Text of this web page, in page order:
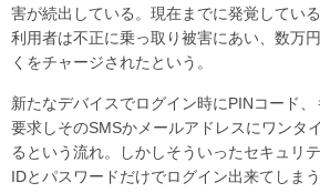
害が続出している。現在までに発覚してい
利用者は不正に乗っ取り被害にあい、数万
くをチャージされたという。
新たなデバイスでログイン時にPINコード
要求しそのSMSかメールアドレスにワンタ
るという流れ。しかしそういったセキュリ
IDとパスワードだけでログイン出来てしまう